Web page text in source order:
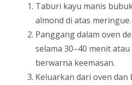
Taburi kayu manis
almond di atas meringue.
Panggang dalam oven
selama 30–40 menit
berwarna keemasan.
Keluarkan dari oven dan